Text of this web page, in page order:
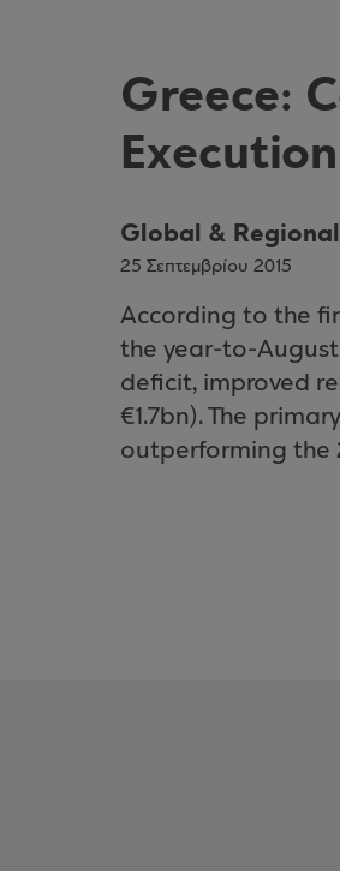
Greece:
Global &
25 Σεπτεμβρίου 2015
According to the
the year-to-August
deficit, improved
€1.7bn). The
outperforming the